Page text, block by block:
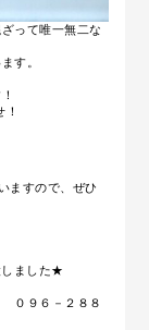
って唯一無二な
す。
ますので、ぜひ
ました★
０９６－２８８